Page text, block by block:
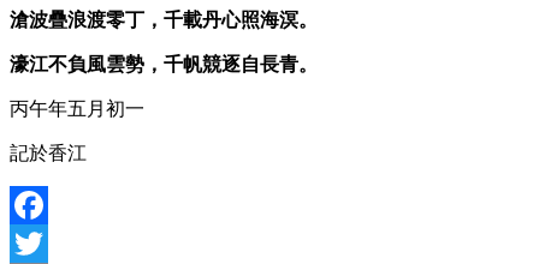
滄波疊浪渡零丁，千載丹心照海溟。
濠江不負風雲勢，千帆競逐自長青。
丙午年五月初一
記於香江
Facebook